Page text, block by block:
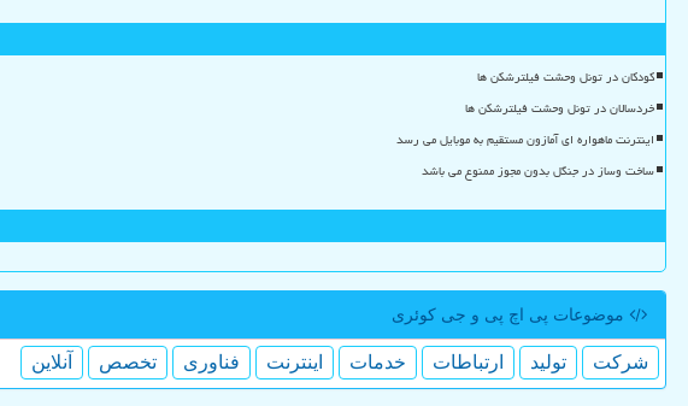
کودکان در تونل وحشت فیلترشکن ها
خردسالان در تونل وحشت فیلترشکن ها
اینترنت ماهواره ای آمازون مستقیم به موبایل می رسد
ساخت وساز در جنگل بدون مجوز ممنوع می باشد
موضوعات پی اچ پی و جی كوئری
شركت تولید ارتباطات خدمات اینترنت فناوری تخصص آنلاین